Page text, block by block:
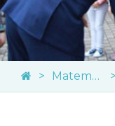
Matematika